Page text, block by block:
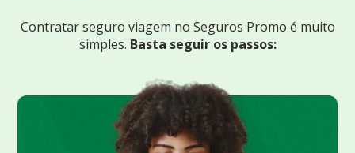
Contratar seguro viagem no Seguros Promo é muito
simples. Basta seguir os passos: